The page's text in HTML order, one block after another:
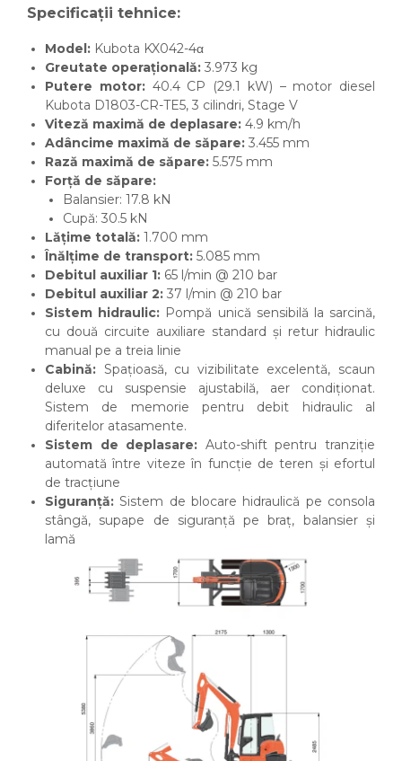
Specificații tehnice:
Model: Kubota KX042-4α
Greutate operațională: 3.973 kg
Putere motor:40.4 CP (29.1 kW) – motor diesel
Kubota D1803-CR-TE5, 3 cilindri, Stage V
Viteză maximă de deplasare: 4.9 km/h
Adâncime maximă de săpare: 3.455 mm
Rază maximă de săpare: 5.575 mm
Forță de săpare:
Balansier: 17.8 kN
Cupă: 30.5 kN
Lățime totală: 1.700 mm
Înălțime de transport: 5.085 mm
Debitul auxiliar 1: 65 l/min @ 210 bar
Debitul auxiliar 2: 37 l/min @ 210 bar
Sistem hidraulic: Pompă unică sensibilă la sarcină,
cu două circuite auxiliare standard și retur hidraulic
manual pe a treia linie
Cabină: Spațioasă, cu vizibilitate excelentă, scaun
deluxe cu suspensie ajustabilă, aer condiționat.
Sistem de memorie pentru debit hidraulic al
diferitelor atasamente.
Sistem de deplasare: Auto-shift pentru tranziție
automată între viteze în funcție de teren și efortul
de tracțiune
Siguranță: Sistem de blocare hidraulică pe consola
stângă, supape de siguranță pe braț, balansier și
lamă